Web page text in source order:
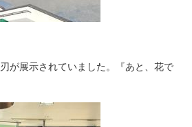
が展示されていました。『あと、花で